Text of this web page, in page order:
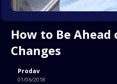
How to Be Ahead
Changes
Prodav
01/06/2018